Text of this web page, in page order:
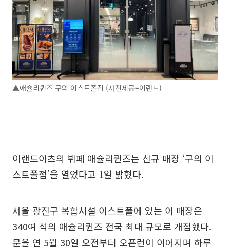
▲애슐리퀸즈 구의 이스트폴점 (사진제공=이랜드)
이랜드이츠의 뷔페 애슐리퀸즈는 신규 매장 ‘구의 이
스트폴점’을 열었다고 1일 밝혔다.
서울 광진구 복합시설 이스트폴에 있는 이 매장은
340여 석의 애슐리퀸즈 전국 최대 규모로 개점했다.
문을 연 5월 30일 오전부터 오픈런이 이어지며 하루